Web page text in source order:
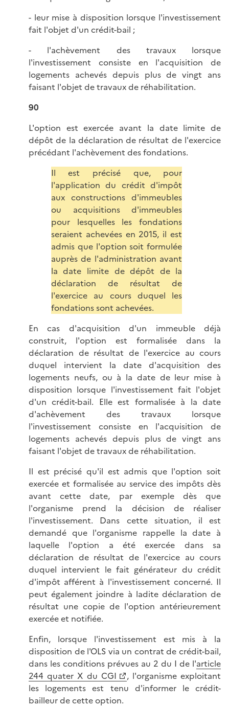
- leur mise à disposition lorsque l'investissement
fait l'objet d'un crédit-bail ;
- l'achèvement des travaux lorsque
l'investissement consiste en l'acquisition de
logements achevés depuis plus de vingt ans
faisant l'objet de travaux de réhabilitation.
90
L'option est exercée avant la date limite de
dépôt de la déclaration de résultat de l'exercice
précédant l'achèvement des fondations.
Il est précisé que, pour
l'application du crédit d'impôt
aux constructions d'immeubles
ou acquisitions d'immeubles
pour lesquelles les fondations
seraient achevées en 2015, il est
admis que l'option soit formulée
auprès de l'administration avant
la date limite de dépôt de la
déclaration de résultat de
l'exercice au cours duquel les
fondations sont achevées.
En cas d'acquisition d'un immeuble déjà
construit, l'option est formalisée dans la
déclaration de résultat de l'exercice au cours
duquel intervient la date d'acquisition des
logements neufs, ou à la date de leur mise à
disposition lorsque l'investissement fait l'objet
d'un crédit-bail. Elle est formalisée à la date
d'achèvement des travaux lorsque
l'investissement consiste en l'acquisition de
logements achevés depuis plus de vingt ans
faisant l'objet de travaux de réhabilitation.
Il est précisé qu'il est admis que l'option soit
exercée et formalisée au service des impôts dès
avant cette date, par exemple dès que
l'organisme prend la décision de réaliser
l'investissement. Dans cette situation, il est
demandé que l'organisme rappelle la date à
laquelle l'option a été exercée dans sa
déclaration de résultat de l'exercice au cours
duquel intervient le fait générateur du crédit
d'impôt afférent à l'investissement concerné. Il
peut également joindre à ladite déclaration de
résultat une copie de l'option antérieurement
exercée et notifiée.
Enfin, lorsque l'investissement est mis à la
disposition de l'OLS via un contrat de crédit-bail,
dans les conditions prévues au 2 du I de l'article
244 quater X du CGI
, l'organisme exploitant
les logements est tenu d'informer le crédit-
bailleur de cette option.